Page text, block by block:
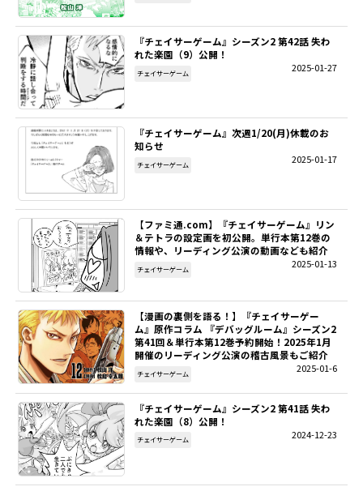
『チェイサーゲーム』シーズン2 第42話 失わ
れた楽園（9）公開！
2025-01-27
チェイサーゲーム
『チェイサーゲーム』次週1/20(月)休載のお
知らせ
2025-01-17
チェイサーゲーム
【ファミ通.com】『チェイサーゲーム』リン
＆テトラの設定画を初公開。単行本第12巻の
情報や、リーディング公演の動画なども紹介
2025-01-13
チェイサーゲーム
【漫画の裏側を語る！】『チェイサーゲー
ム』原作コラム 『デバッグルーム』シーズン2
第41回＆単行本第12巻予約開始！2025年1月
開催のリーディング公演の稽古風景もご紹介
2025-01-6
チェイサーゲーム
『チェイサーゲーム』シーズン2 第41話 失わ
れた楽園（8）公開！
2024-12-23
チェイサーゲーム